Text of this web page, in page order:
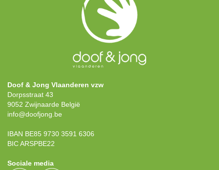
Doof & Jong Vlaanderen vzw
Dorpsstraat 43
9052 Zwijnaarde België
info@doofjong.be
IBAN BE85 9730 3591 6306
BIC ARSPBE22
Sociale media